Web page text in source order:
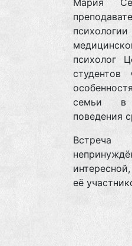
Мария
психолог
семьи в
поведения
её